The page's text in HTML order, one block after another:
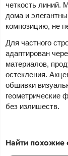
четкость линий.
дома и
композицию, не
Для частного
адаптирован
материалов,
остекления.
обшивки
геометрические
без излишеств.
Найти похожие